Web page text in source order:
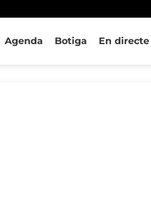
Agenda Botiga En directe